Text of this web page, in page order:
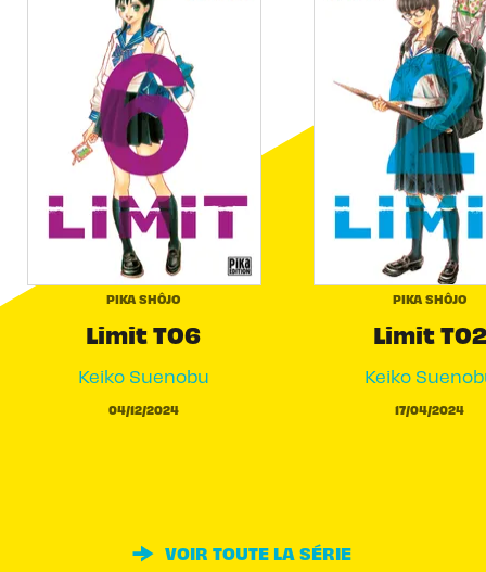
PIKA SHÔJO
Limit T06
Keiko Suenobu
04/12/2024
PIKA SHÔJO
Limit T02
Keiko
17/04/2024
VOIR TOUTE LA SÉRIE